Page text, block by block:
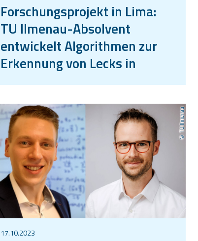
Forschungsprojekt in Lima:
TU Ilmenau-Absolvent
entwickelt Algorithmen zur
Erkennung von Lecks in
Wasserpipelines
TU Ilmenau
17.10.2023